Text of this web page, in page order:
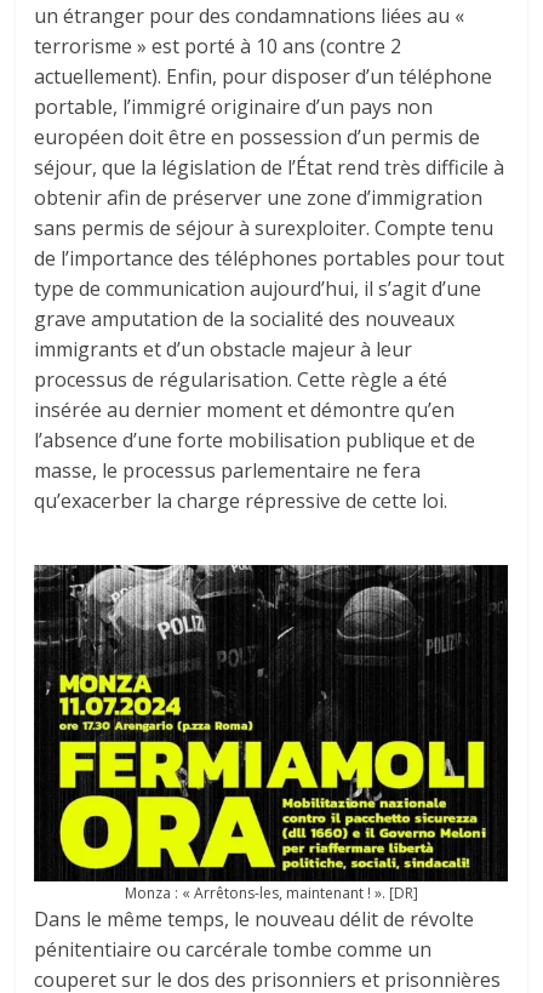
un étranger pour des condamnations liées au «
terrorisme » est porté à 10 ans (contre 2
actuellement). Enfin, pour disposer d’un téléphone
portable, l’immigré originaire d’un pays non
européen doit être en possession d’un permis de
séjour, que la législation de l’État rend très difficile à
obtenir afin de préserver une zone d’immigration
sans permis de séjour à surexploiter. Compte tenu
de l’importance des téléphones portables pour tout
type de communication aujourd’hui, il s’agit d’une
grave amputation de la socialité des nouveaux
immigrants et d’un obstacle majeur à leur
processus de régularisation. Cette règle a été
insérée au dernier moment et démontre qu’en
l’absence d’une forte mobilisation publique et de
masse, le processus parlementaire ne fera
qu’exacerber la charge répressive de cette loi.
Monza : « Arrêtons-les, maintenant ! ». [DR]
Dans le même temps, le nouveau délit de révolte
pénitentiaire ou carcérale tombe comme un
couperet sur le dos des prisonniers et prisonnières